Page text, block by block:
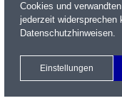
Name / WKN / ISIN / Kürzel
Xetra Realtime
Cookies und
jederzeit
Datenschutzhinweisen.
Einstellungen